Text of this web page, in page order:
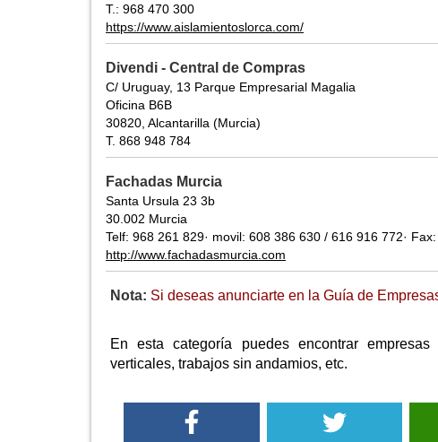
T.: 968 470 300
https://www.aislamientoslorca.com/
Divendi - Central de Compras
C/ Uruguay, 13 Parque Empresarial Magalia
Oficina B6B
30820, Alcantarilla (Murcia)
T. 868 948 784
Fachadas Murcia
Santa Ursula 23 3b
30.002 Murcia
Telf: 968 261 829· movil: 608 386 630 / 616 916 772·
http://www.fachadasmurcia.com
Nota: Si deseas anunciarte en la Guía de
En esta categoría puedes encontrar
verticales, trabajos sin andamios, etc.